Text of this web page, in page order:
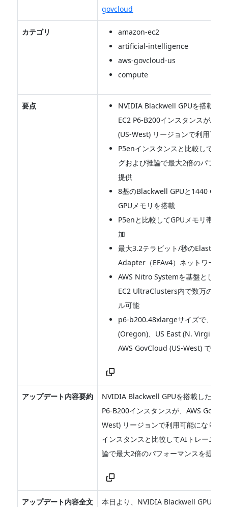
govcloud
カテゴリ
amazon-ec2
artificial-intelligence
aws-govcloud-us
compute
要点
NVIDIA Blackwell GPUを搭載し
EC2 P6-B200インスタンスが
(US-West) リージョンで利用可能
P5enインスタンスと比較してAI
グおよび推論で最大2倍のパフォ
提供
8基のBlackwell GPUと1440 GB
GPUメモリを搭載
P5enと比較してGPUメモリ帯域
加
最大3.2テラビット/秒のElastic
Adapter（EFAv4）ネットワーキ
AWS Nitro Systemを基盤とし、
EC2 UltraClusters内で数万の
ル可能
p6-b200.48xlargeサイズで、US
(Oregon)、US East (N. Virginia,
AWS GovCloud (US-West) で利用
アップデート内容要約
NVIDIA Blackwell GPUを搭載した
P6-B200インスタンスが、AWS
West) リージョンで利用可能になりま
インスタンスと比較してAIトレーニン
論で最大2倍のパフォーマンスを提供
アップデート内容全文
本日より、NVIDIA Blackwell GPUに